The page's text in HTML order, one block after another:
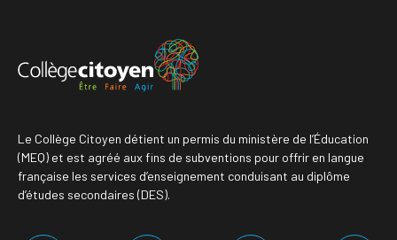
Le Collège Citoyen détient un permis du ministère de l’Éducation
(MEQ) et est agréé aux fins de subventions pour offrir en langue
française les services d’enseignement conduisant au diplôme
d’études secondaires (DES).